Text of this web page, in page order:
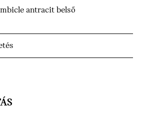
antracit belső